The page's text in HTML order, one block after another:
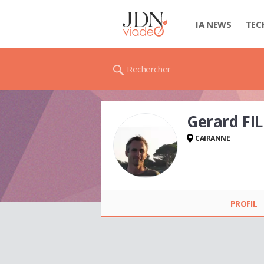
IA NEWS
Rechercher
Gerard
CAIRANNE
PROFIL